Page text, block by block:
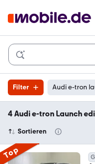
Filter Audi e-tron
4 Audi e-tron Launch
Sortieren
Top